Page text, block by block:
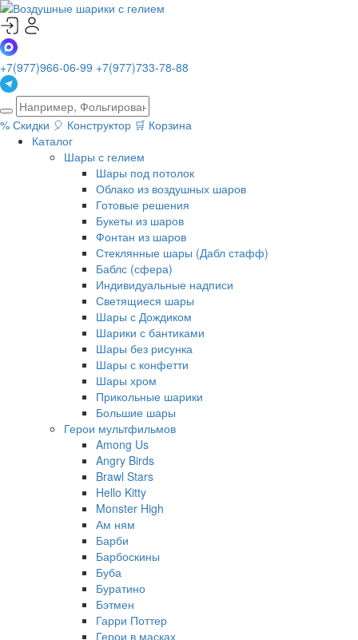
+7(977)966-06-99 +7(977)733-78-88
% Скидки 🎈 Конструктор 🛒 Корзина
Каталог
Шары с гелием
Шары под потолок
Облако из воздушных шаров
Готовые решения
Букеты из шаров
Фонтан из шаров
Стеклянные шары (Дабл стафф)
Баблс (сфера)
Индивидуальные надписи
Светящиеся шары
Шары с Дождиком
Шарики с бантиками
Шары без рисунка
Шары с конфетти
Шары хром
Прикольные шарики
Большие шары
Герои мультфильмов
Among Us
Angry Birds
Brawl Stars
Hello Kitty
Monster High
Ам ням
Барби
Барбоскины
Буба
Буратино
Бэтмен
Гарри Поттер
Герои в масках